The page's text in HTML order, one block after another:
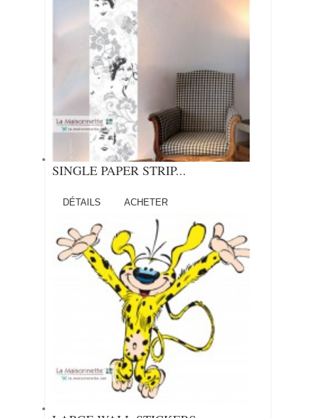
SINGLE PAPER STRIP...
DÉTAILS ACHETER